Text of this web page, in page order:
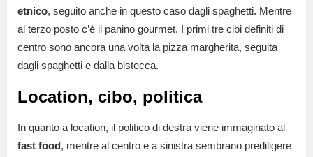
etnico, seguito anche in questo caso dagli spaghetti. Mentre
al terzo posto c’è il panino gourmet. I primi tre cibi definiti di
centro sono ancora una volta la pizza margherita, seguita
dagli spaghetti e dalla bistecca.
Location, cibo, politica
In quanto a location, il politico di destra viene immaginato al
fast food, mentre al centro e a sinistra sembrano prediligere